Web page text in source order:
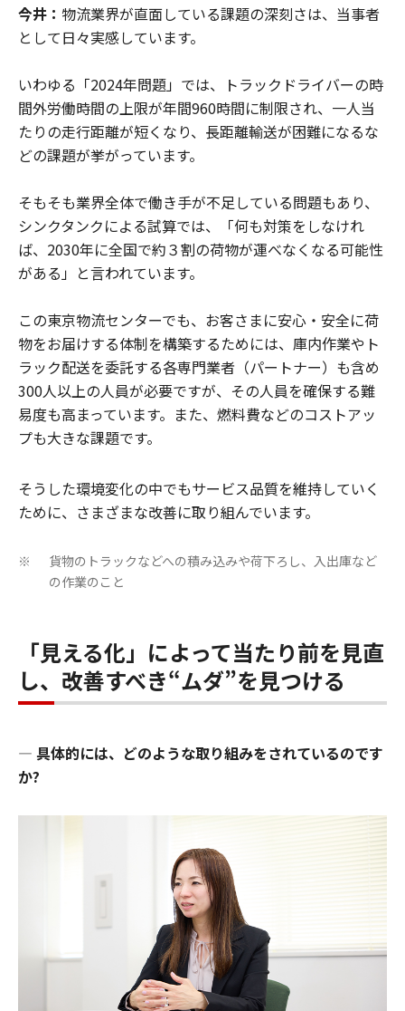
今井： 物流業界が直面している課題の深刻さは、当事者
として日々実感しています。
いわゆる「2024年問題」では、トラックドライバーの時
間外労働時間の上限が年間960時間に制限され、一人当
たりの走行距離が短くなり、長距離輸送が困難になるな
どの課題が挙がっています。
そもそも業界全体で働き手が不足している問題もあり、
シンクタンクによる試算では、「何も対策をしなけれ
ば、2030年に全国で約３割の荷物が運べなくなる可能性
がある」と言われています。
この東京物流センターでも、お客さまに安心・安全に荷
物をお届けする体制を構築するためには、庫内作業やト
ラック配送を委託する各専門業者（パートナー）も含め
300人以上の人員が必要ですが、その人員を確保する難
易度も高まっています。また、燃料費などのコストアッ
プも大きな課題です。
そうした環境変化の中でもサービス品質を維持していく
ために、さまざまな改善に取り組んでいます。
※
貨物のトラックなどへの積み込みや荷下ろし、入出庫など
の作業のこと
「見える化」によって当たり前を見直
し、改善すべき“ムダ”を見つける
― 具体的には、どのような取り組みをされているのです
か?